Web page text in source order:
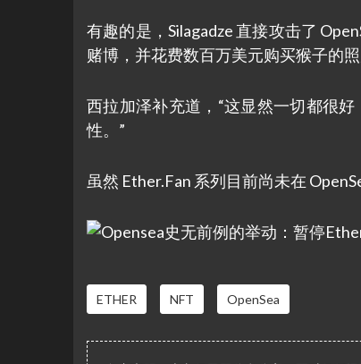
有趣的是，Silagadze 直接攻击了
赌博，并花费数百万美元购买猴子的
西拉加泽补充道，“这显然一切都很
性。”
虽然 Ether.Fan 系列目前尚未在
ETHER NFT OpenSea